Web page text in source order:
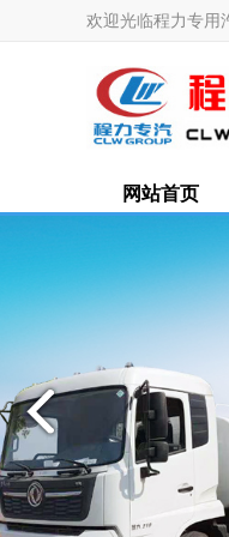
欢迎光临程力专用
网站首页